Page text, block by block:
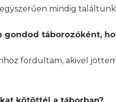
mindig
gondod táborozóként,
fordultam, akivel